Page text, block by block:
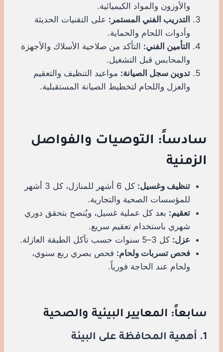
والأوزون والمواد الكيميائية.
التدريب الفني المستمر: على التقنيات الحديثة
وأدوات اللحام والحماية.
التأمين الفني: التأكد من صلاحية الأسلاك والأجهزة
والمحابس قبل التشغيل.
تدوين سجل الصيانة: مواعيد التنظيف والتعقيم
والعزل واللحام لتخطيط الصيانة المستقبلية.
سادساً: التوصيات والفواصل
الزمنية
تنظيف وغسيل:
كل 6 أشهر للمنازل، كل 3 أشهر
للمؤسسات الصحية والتجارية.
تعقيم: بعد كل عملية غسيل، ويُنصح بتحقق دوري
شهري باستخدام تعقيم سريع.
عزل: كل 3–5 سنوات حسب تآكل الطبقة العازلة.
فحص تسربات ولحام: فحص بصري ربع سنوي،
ولحام عند الحاجة فورياً.
سابعاً: المعايير البيئية والصحية
1. أهمية المحافظة على البيئة